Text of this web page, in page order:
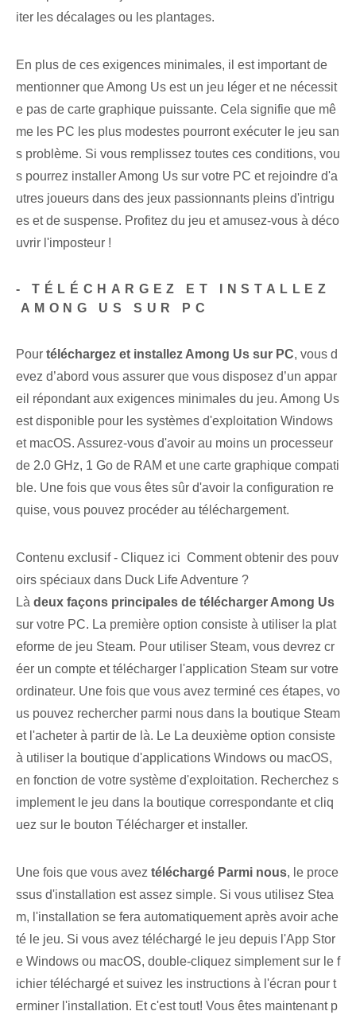
iter les décalages ou les plantages.
En plus de ces ‌exigences minimales, il est important de
mentionner que Among Us est ‌un jeu léger et ne nécessit
e pas de carte graphique puissante. Cela signifie que mê
me les PC les plus modestes pourront exécuter le jeu san
s problème. Si vous remplissez toutes ces conditions, vou
s pourrez installer Among Us sur votre PC et rejoindre d'a
utres joueurs dans des jeux passionnants pleins d'intrigu
es et de suspense. Profitez du jeu et amusez-vous à déco
uvrir l'imposteur !
-​ TÉLÉCHARGEZ ET INSTALLEZ
⁤AMONG US SUR PC
Pour téléchargez et installez Among ⁤Us sur PC, vous d
evez d’abord vous assurer que vous disposez d’un appar
eil répondant aux exigences minimales du jeu. Among Us
est disponible pour les systèmes d'exploitation Windows
et macOS. Assurez-vous d'avoir au moins un processeur
de 2.0 GHz, 1 Go de RAM et une carte graphique compati
ble. Une fois que vous êtes sûr d'avoir la configuration re
quise, vous pouvez procéder au téléchargement.
Contenu exclusif - Cliquez ici Comment obtenir des pouv
oirs spéciaux dans Duck Life Adventure ?
Là deux façons principales de télécharger Among Us
sur votre PC. La première option consiste à utiliser la plat
eforme de jeu Steam. ‌Pour utiliser Steam, vous devrez ‌cr
éer un compte et⁣ télécharger l'application Steam ⁤sur votre
ordinateur.‌ Une fois⁤ que vous avez terminé ces étapes, vo
us pouvez ⁢rechercher parmi​ nous ‍dans la boutique Steam
et l'acheter à partir de là.⁢ Le La deuxième option consiste
à utiliser la boutique d'applications Windows ou macOS,
en fonction de votre système d'exploitation. ⁤Recherchez s
implement le jeu dans la boutique correspondante et cliq
uez sur le bouton ⁣Télécharger et installer.
Une fois que vous avez⁢ téléchargé ⁢Parmi nous, le proce
ssus d'installation est assez simple. Si vous utilisez Stea
m, l'installation se fera automatiquement après avoir ache
té le jeu. Si vous avez téléchargé le jeu depuis l'App Stor
e Windows ou macOS, double-cliquez simplement sur le f
ichier téléchargé et suivez les instructions à l'écran pour t
erminer l'installation. Et c'est tout! Vous êtes maintenant p